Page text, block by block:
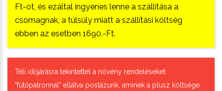
Ft-ot, és ezáltal ingyenes lenne a szállítása a
csomagnak, a túlsúly miatt a szállítási költség
ebben az esetben 1690.-Ft.
Téli időjárásra tekintettel a növény rendeléseket
"fűtőpatronnal" ellátva postázunk, aminek a plusz költsége